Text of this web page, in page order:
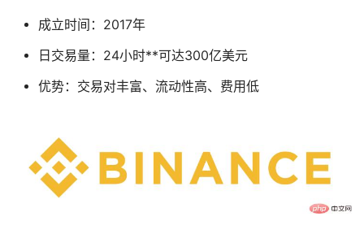
成立时间：2017年
日交易量：24小时**可达300亿美元
优势：交易对丰富、流动性高、费用低